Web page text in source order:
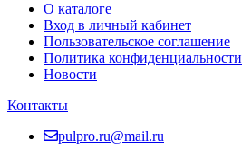
О каталоге
Вход в личный кабинет
Пользовательское соглашение
Политика конфиденциальности
Новости
Контакты
pulpro.ru@mail.ru